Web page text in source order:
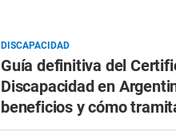
DISCAPACIDAD
Guía definitiva del
Discapacidad en
beneficios y cómo